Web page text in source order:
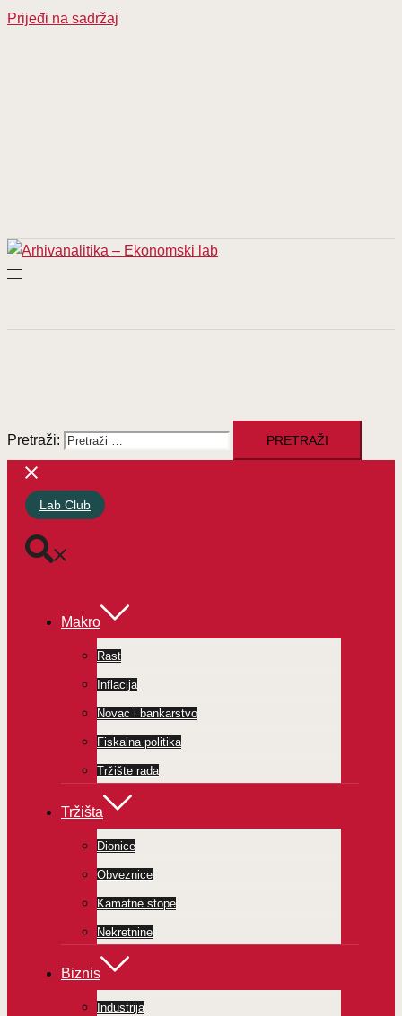
Prijeđi na sadržaj
Pretraži:
Lab Club
Makro
Rast
Inflacija
Novac i bankarstvo
Fiskalna politika
Tržište rada
Tržišta
Dionice
Obveznice
Kamatne stope
Nekretnine
Biznis
Industrija